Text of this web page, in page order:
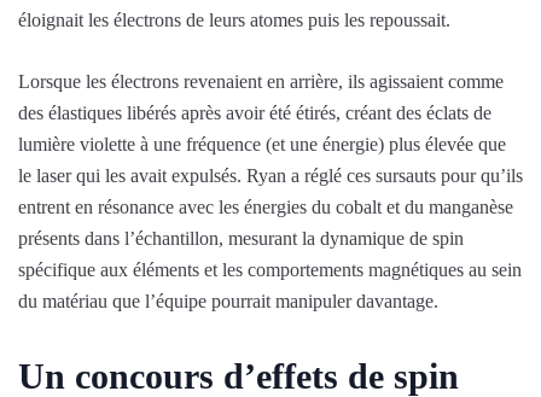
éloignait les électrons de leurs atomes puis les repoussait.
Lorsque les électrons revenaient en arrière, ils agissaient comme
des élastiques libérés après avoir été étirés, créant des éclats de
lumière violette à une fréquence (et une énergie) plus élevée que
le laser qui les avait expulsés. Ryan a réglé ces sursauts pour qu’ils
entrent en résonance avec les énergies du cobalt et du manganèse
présents dans l’échantillon, mesurant la dynamique de spin
spécifique aux éléments et les comportements magnétiques au sein
du matériau que l’équipe pourrait manipuler davantage.
Un concours d’effets de spin